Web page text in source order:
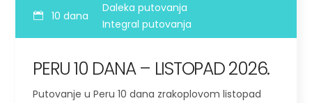
10 dana
Daleka putovanja
Integral putovanja
PERU 10 DANA – LISTOPAD 2026.
Putovanje u Peru 10 dana zrakoplovom listopad